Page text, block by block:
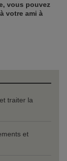
vous pouvez
votre ami à
traiter la
et